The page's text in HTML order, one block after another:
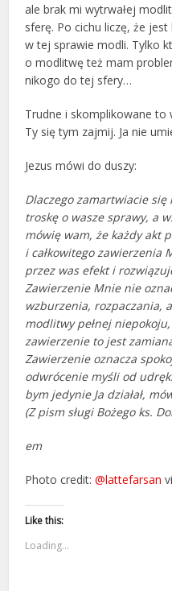
ale brak mi wytrwałej
sferę. Po cichu liczę, że
w tej sprawie modli. Tylko
o modlitwę też mam
nikogo do tej sfery…
Trudne i skomplikowane to
Ty się tym zajmij. Ja nie
Jezus mówi do duszy:
Dlaczego zamartwiacie
troskę o wasze sprawy, a
mówię wam, że każdy akt
i całkowitego zawierzenia
przez was efekt i
Zawierzenie Mnie nie
wzburzenia, rozpaczania,
modlitwy pełnej
zawierzenie to jest
Zawierzenie oznacza
odwrócenie myśli od
bym jedynie Ja działał,
(Z pism sługi Bożego ks.
em
Photo credit:@lattefarsan
Like this:
Loading...